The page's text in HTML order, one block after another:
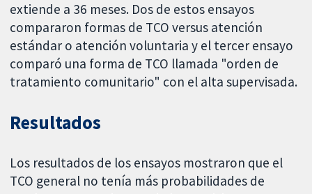
extiende a 36 meses. Dos de estos ensayos
compararon formas de TCO versus atención
estándar o atención voluntaria y el tercer ensayo
comparó una forma de TCO llamada "orden de
tratamiento comunitario" con el alta supervisada.
Resultados
Los resultados de los ensayos mostraron que el
TCO general no tenía más probabilidades de